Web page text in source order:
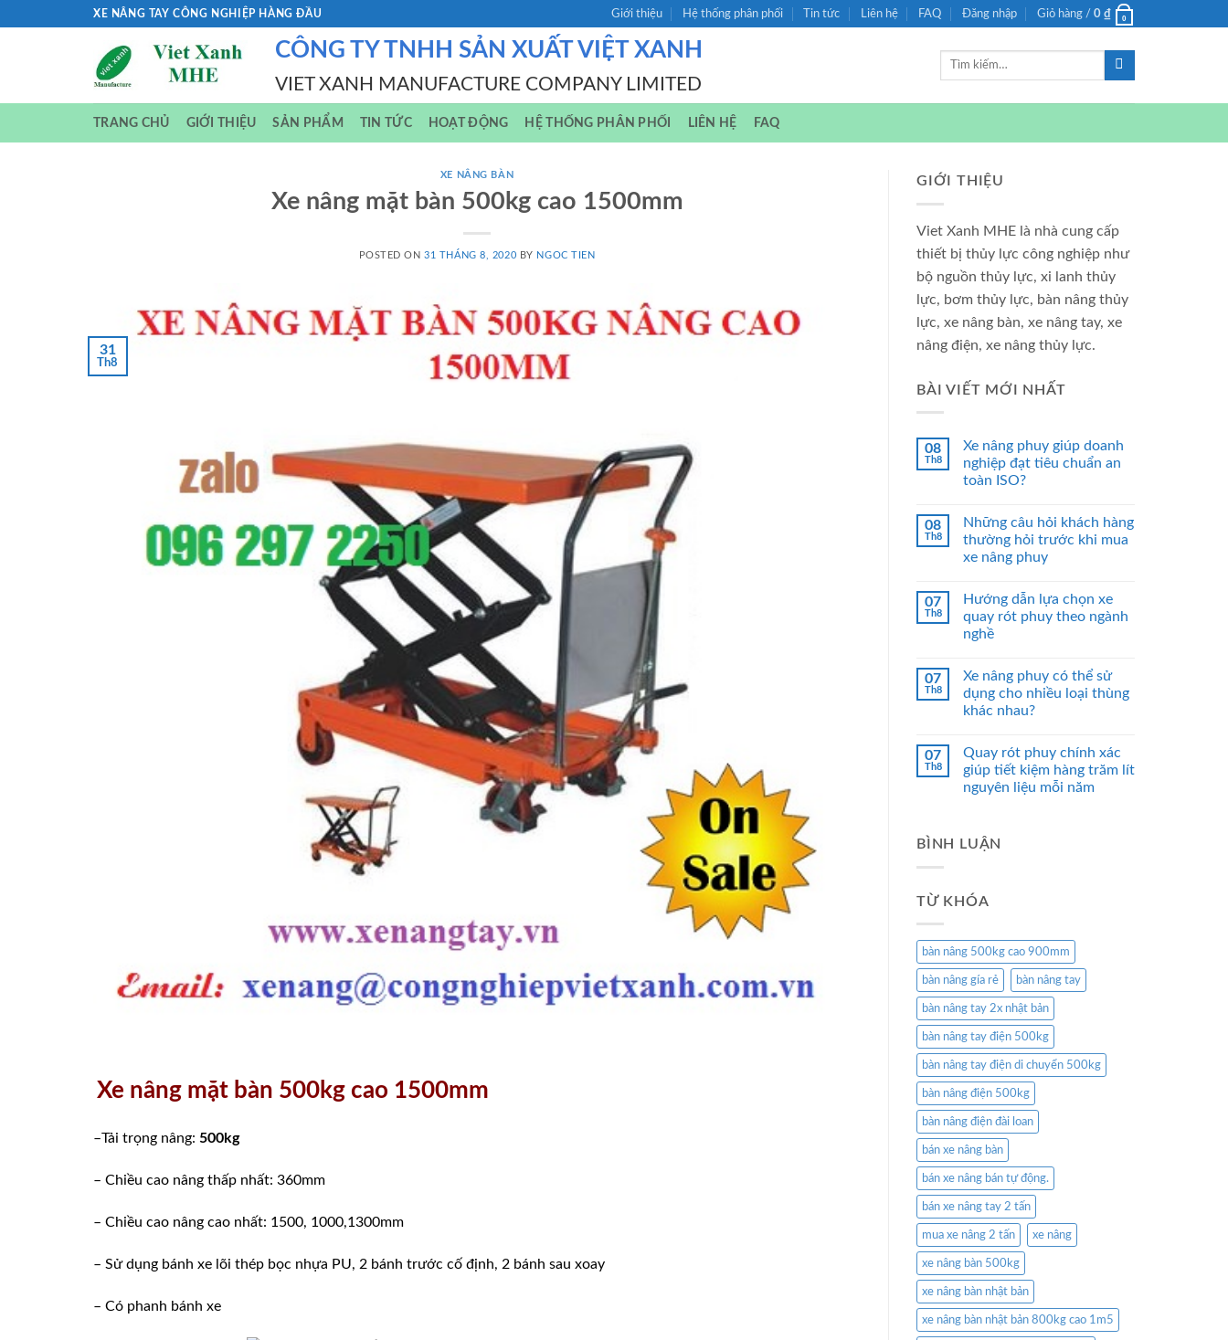
XE NÂNG TAY CÔNG NGHIỆP HÀNG ĐẦU Giới thiệu Hệ thống phân phối Tin tức Liên hệ FAQ Đăng nhập Giỏ hàng / 0 ₫ 0
CÔNG TY TNHH SẢN XUẤT VIỆT XANH
VIET XANH MANUFACTURE COMPANY LIMITED
Tìm
TRANG CHỦ GIỚI THIỆU SẢN PHẨM TIN TỨC HOẠT ĐỘNG HỆ THỐNG PHÂN PHỐI LIÊN HỆ FAQ
XE NÂNG BÀN
Xe nâng mặt bàn 500kg cao 1500mm
POSTED ON31 THÁNG 8, 2020 BY NGOC TIEN
31
Th8
Xe nâng mặt bàn 500kg cao 1500mm
–Tải trọng nâng: 500kg
– Chiều cao nâng thấp nhất: 360mm
– Chiều cao nâng cao nhất: 1500, 1000,1300mm
– Sử dụng bánh xe lõi thép bọc nhựa PU, 2 bánh trước cố định, 2 bánh sau xoay
– Có phanh bánh xe
GIỚI THIỆU
Viet Xanh MHE là nhà cung cấp
thiết bị thủy lực công nghiệp như
bộ nguồn thủy lực, xi lanh thủy
lực, bơm thủy lực, bàn nâng thủy
lực, xe nâng bàn, xe nâng tay, xe
nâng điện, xe nâng thủy lực.
BÀI VIẾT MỚI NHẤT
08
Th8
Xe nâng phuy giúp doanh
nghiệp đạt tiêu chuẩn an
toàn ISO?
08
Th8
Những câu hỏi khách hàng
thường hỏi trước khi mua
xe nâng phuy
07
Th8
Hướng dẫn lựa chọn xe
quay rót phuy theo ngành
nghề
07
Th8
Xe nâng phuy có thể sử
dụng cho nhiều loại thùng
khác nhau?
07
Th8
Quay rót phuy chính xác
giúp tiết kiệm hàng trăm lít
nguyên liệu mỗi năm
BÌNH LUẬN
TỪ KHÓA
bàn nâng 500kg cao 900mm
bàn nâng gía rẻ bàn nâng tay
bàn nâng tay 2x nhật bản
bàn nâng tay điện 500kg
bàn nâng tay điện di chuyển 500kg
bàn nâng điện 500kg
bàn nâng điện đài loan
bán xe nâng bàn
bán xe nâng bán tự động.
bán xe nâng tay 2 tấn
mua xe nâng 2 tấn xe nâng
xe nâng bàn 500kg
xe nâng bàn nhật bản
xe nâng bàn nhật bản 800kg cao 1m5